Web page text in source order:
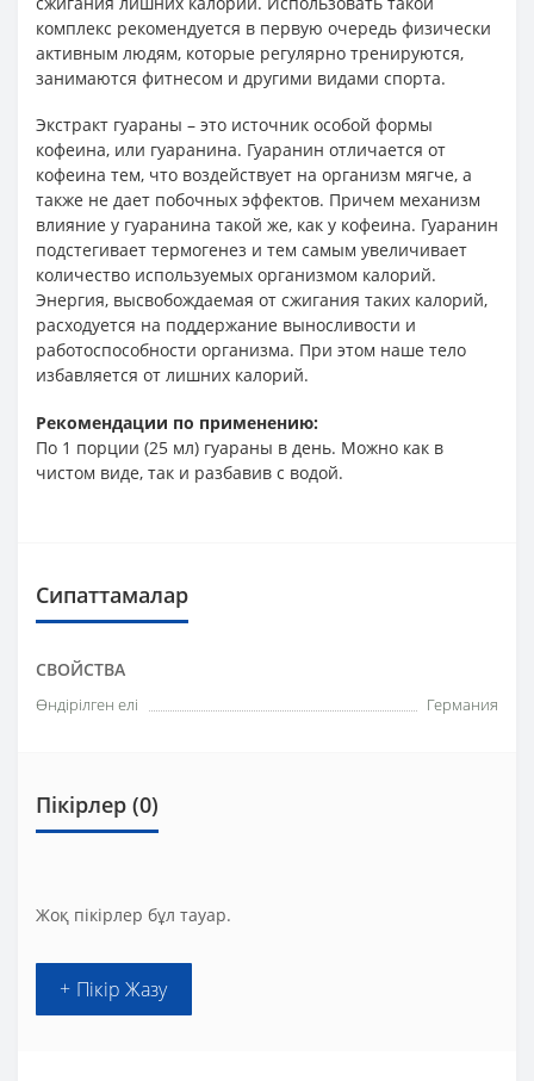
комплекс рекомендуется в первую очередь физически
активным людям, которые регулярно тренируются,
занимаются фитнесом и другими видами спорта.
Экстракт гуараны – это источник особой формы
кофеина, или гуаранина. Гуаранин отличается от
кофеина тем, что воздействует на организм мягче, а
также не дает побочных эффектов. Причем механизм
влияние у гуаранина такой же, как у кофеина. Гуаранин
подстегивает термогенез и тем самым увеличивает
количество используемых организмом калорий.
Энергия, высвобождаемая от сжигания таких калорий,
расходуется на поддержание выносливости и
работоспособности организма. При этом наше тело
избавляется от лишних калорий.
Рекомендации по применению:
По 1 порции (25 мл) гуараны в день. Можно как в
чистом виде, так и разбавив с водой.
Сипаттамалар
СВОЙСТВА
Өндірілген елі Германия
Пікірлер (0)
Жоқ пікірлер бұл тауар.
+ Пікір Жазу